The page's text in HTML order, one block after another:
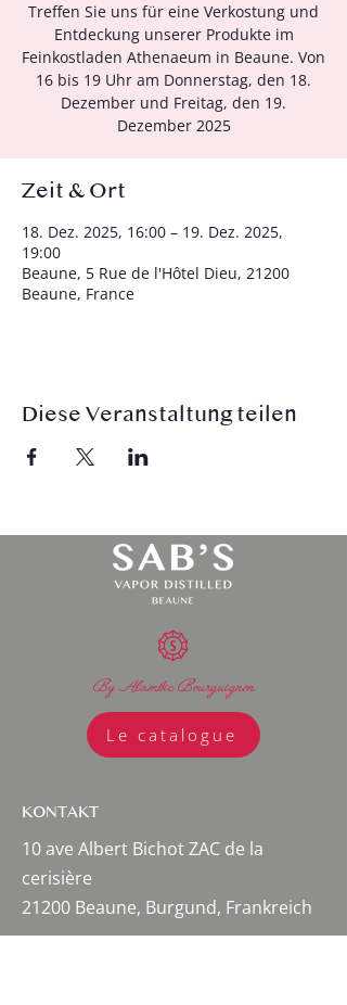
Treffen Sie uns für eine Verkostung und
Entdeckung unserer Produkte im
Feinkostladen Athenaeum in Beaune. Von
16 bis 19 Uhr am Donnerstag, den 18.
Dezember und Freitag, den 19.
Dezember 2025
Zeit & Ort
18. Dez. 2025, 16:00 – 19. Dez. 2025,
19:00
Beaune, 5 Rue de l'Hôtel Dieu, 21200
Beaune, France
Diese Veranstaltung teilen
By Alambic Bourguignon
Le catalogue
KONTAKT
10 ave Albert Bichot ZAC de la
cerisière
21200 Beaune, Burgund, Frankreich